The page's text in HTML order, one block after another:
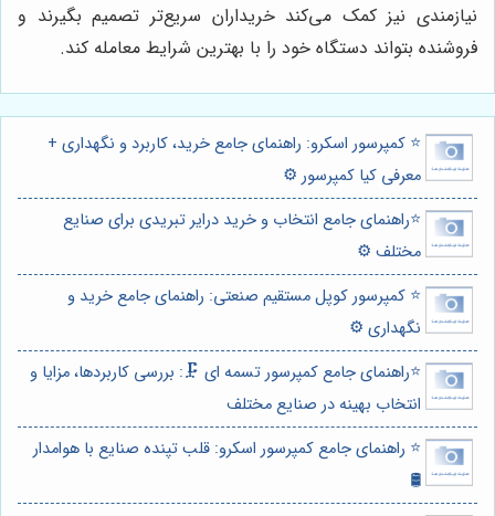
نیازمندی نیز کمک می‌کند خریداران سریع‌تر تصمیم بگیرند و
فروشنده بتواند دستگاه خود را با بهترین شرایط معامله کند.
⭐️ کمپرسور اسکرو: راهنمای جامع خرید، کاربرد و نگهداری +
معرفی کیا کمپرسور ⚙️
⭐️راهنمای جامع انتخاب و خرید درایر تبریدی برای صنایع
مختلف ⚙️
⭐️ کمپرسور کوپل مستقیم صنعتی: راهنمای جامع خرید و
نگهداری ⚙️
⭐️راهنمای جامع کمپرسور تسمه ای 🗜️: بررسی کاربردها، مزایا و
انتخاب بهینه در صنایع مختلف
⭐️ راهنمای جامع کمپرسور اسکرو: قلب تپنده صنایع با هوامدار
🛢️